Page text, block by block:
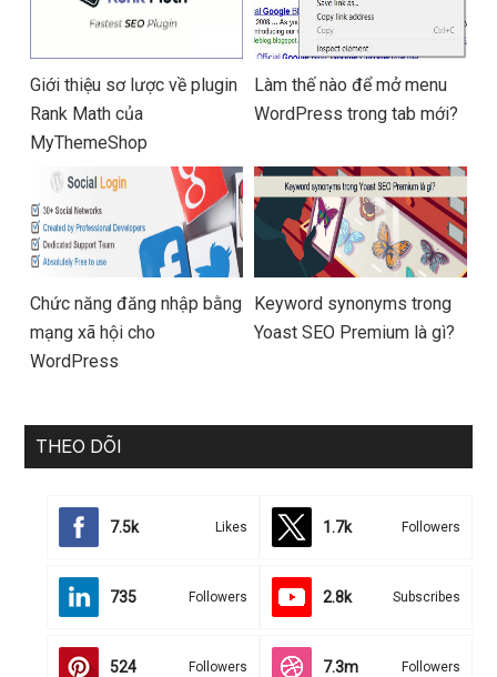
Giới thiệu sơ lược về plugin
Rank Math của
MyThemeShop
Làm thế nào để mở menu
WordPress trong tab mới?
Chức năng đăng nhập bằng
mạng xã hội cho
WordPress
Keyword synonyms trong
Yoast SEO Premium là gì?
THEO DÕI
7.5k Likes 1.7k Followers
735 Followers 2.8k Subscribes
524 Followers 7.3m Followers